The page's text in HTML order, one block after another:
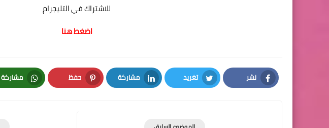
للاشتراك في التليجرام
اضغط هنا
نشر
Facebook
تغريد
Twitter
مشاركة
LinkedIn
حفظ
Pinterest
مشاركة
Whatsapp